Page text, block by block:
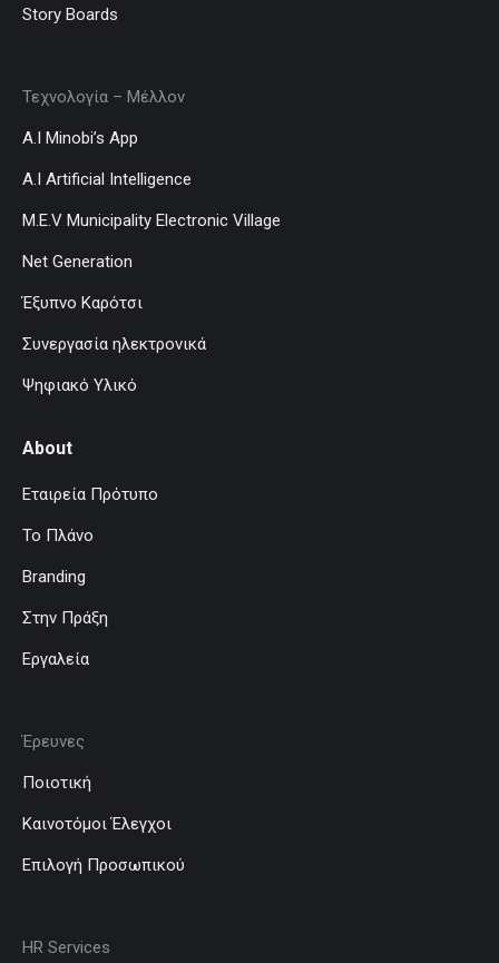
Story Boards
Τεχνολογία – Μέλλον
A.I Minobi’s App
A.I Artificial Intelligence
M.E.V Municipality Electronic Village
Net Generation
Έξυπνο Καρότσι
Συνεργασία ηλεκτρονικά
Ψηφιακό Υλικό
About
Εταιρεία Πρότυπο
Το Πλάνο
Branding
Στην Πράξη
Εργαλεία
Έρευνες
Ποιοτική
Καινοτόμοι Έλεγχοι
Επιλογή Προσωπικού
HR Services